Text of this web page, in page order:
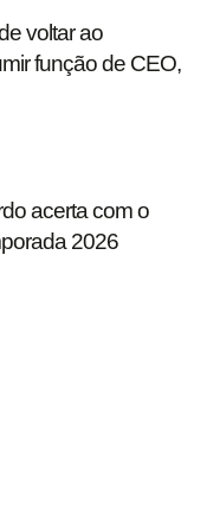
voltar ao
função de CEO,
acerta com o
2026